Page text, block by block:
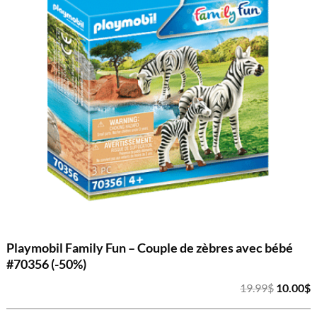
Playmobil Family Fun – Couple de zèbres avec bébé
#70356 (-50%)
19.99$ Le
prix
10.00$